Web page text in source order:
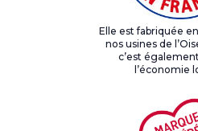
Elle est fabriquée
nos usines de
c’est
l’économie